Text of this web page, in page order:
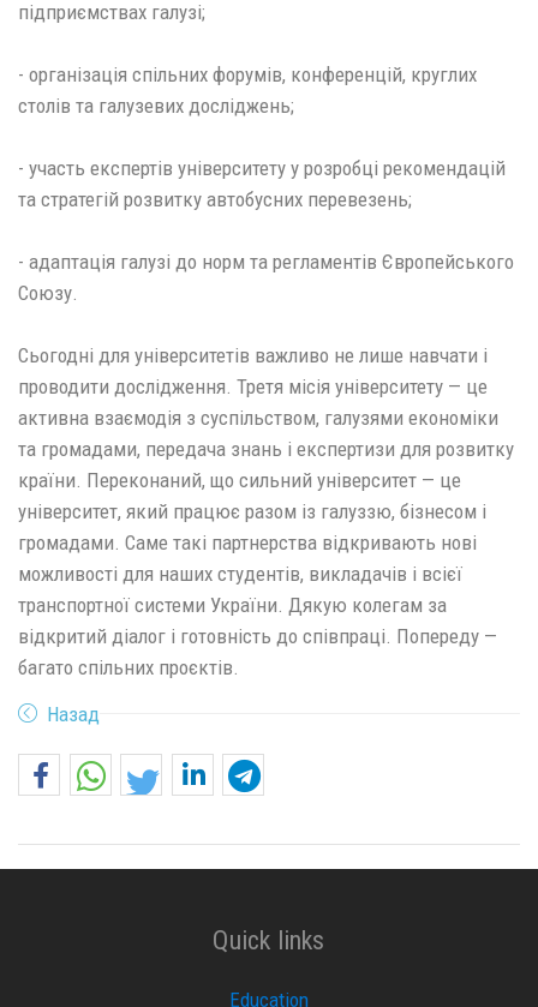
підприємствах галузі;
- організація спільних форумів, конференцій, круглих
столів та галузевих досліджень;
- участь експертів університету у розробці рекомендацій
та стратегій розвитку автобусних перевезень;
- адаптація галузі до норм та регламентів Європейського
Союзу.
Сьогодні для університетів важливо не лише навчати і
проводити дослідження. Третя місія університету — це
активна взаємодія з суспільством, галузями економіки
та громадами, передача знань і експертизи для розвитку
країни. Переконаний, що сильний університет — це
університет, який працює разом із галуззю, бізнесом і
громадами. Саме такі партнерства відкривають нові
можливості для наших студентів, викладачів і всієї
транспортної системи України. Дякую колегам за
відкритий діалог і готовність до співпраці. Попереду —
багато спільних проєктів.
Назад
Quick links
Education